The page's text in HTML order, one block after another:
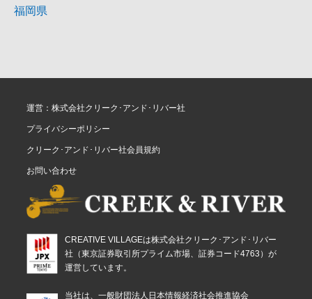
福岡県
運営：株式会社クリーク･アンド･リバー社
プライバシーポリシー
クリーク･アンド･リバー社会員規約
お問い合わせ
CREATIVE VILLAGEは株式会社クリーク･アンド･リバー
社（東京証券取引所プライム市場、証券コード4763）が
運営しています。
当社は、一般財団法人日本情報経済社会推進協会